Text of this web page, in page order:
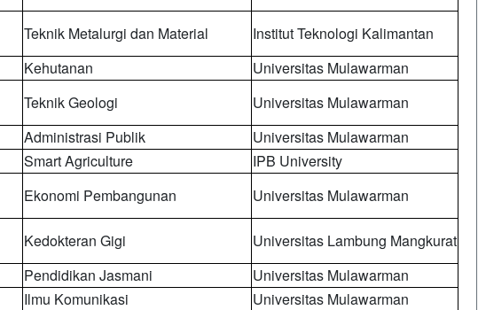
Teknik Metalurgi dan Material
Institut Teknologi Kalimantan
Kehutanan
Universitas Mulawarman
Teknik Geologi
Universitas Mulawarman
Administrasi Publik
Universitas Mulawarman
Smart Agriculture
IPB University
Ekonomi Pembangunan Universitas Mulawarman
Kedokteran Gigi
Universitas Lambung Mangkurat
Pendidikan Jasmani
Universitas Mulawarman
Ilmu Komunikasi
Universitas Mulawarman